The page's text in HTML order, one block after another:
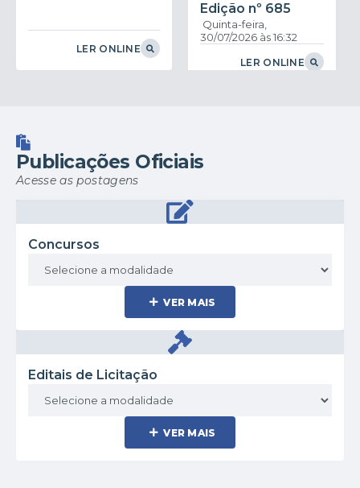
LER ONLINE
Edição nº 685
Quinta-feira
30/07/2026
16:32
LER ONLINE
Publicações Oficiais
Acesse as postagens
Concursos
VER MAIS
Editais de Licitação
VER MAIS